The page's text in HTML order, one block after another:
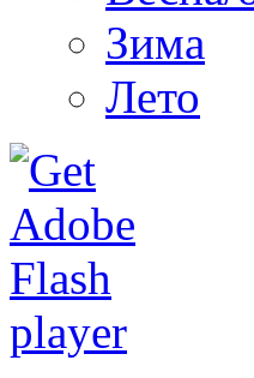
Зима
Лето